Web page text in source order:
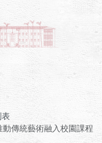
傳統藝術融入校園課程